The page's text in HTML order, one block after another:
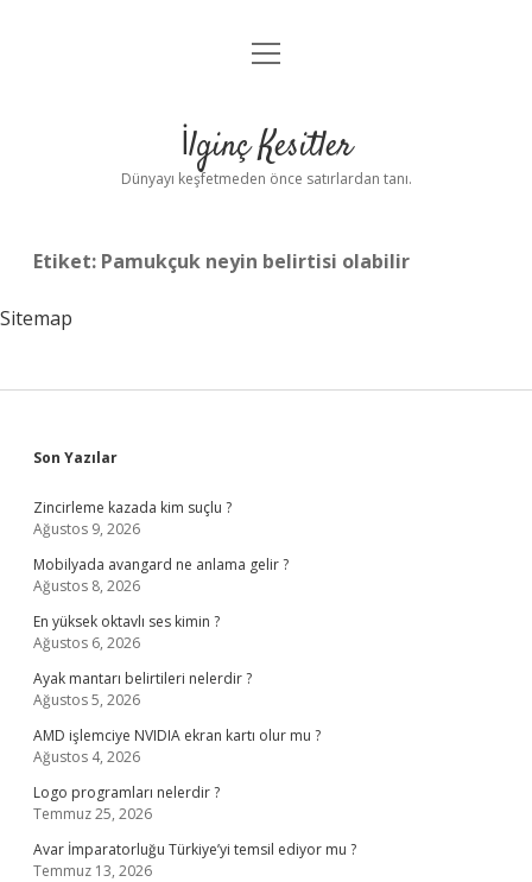
Anasayfa
Yasal Uyarı
menüyü
İlginç Kesitler
Dünyayı keşfetmeden önce satırlardan tanı.
Etiket: Pamukçuk neyin belirtisi olabilir
Sitemap
Sidebar
Son Yazılar
Zincirleme kazada kim suçlu ?
Ağustos 9, 2026
Mobilyada avangard ne anlama gelir ?
Ağustos 8, 2026
En yüksek oktavlı ses kimin ?
Ağustos 6, 2026
Ayak mantarı belirtileri nelerdir ?
Ağustos 5, 2026
AMD işlemciye NVIDIA ekran kartı olur mu ?
Ağustos 4, 2026
Logo programları nelerdir ?
Temmuz 25, 2026
Avar İmparatorluğu Türkiye’yi temsil ediyor mu ?
Temmuz 13, 2026